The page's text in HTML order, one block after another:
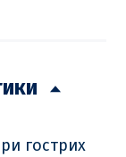
гострих